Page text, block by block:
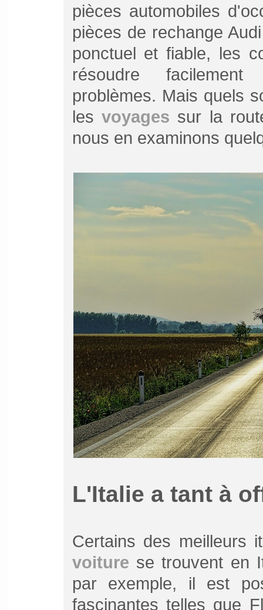
pièces automobiles
pièces de rechange
ponctuel et fiable, les
résoudre
problèmes. Mais quels
les voyages sur la
nous en examinons
L'Italie a tant à
Certains des meilleurs
voiture se trouvent en
par exemple, il est
fascinantes telles que